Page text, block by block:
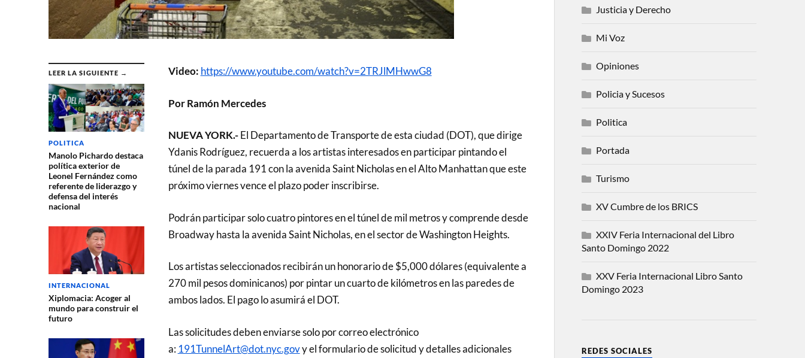
LEER LA SIGUIENTE →
POLITICA
Manolo Pichardo destaca
política exterior de
Leonel Fernández como
referente de liderazgo y
defensa del interés
nacional
INTERNACIONAL
Xiplomacia: Acoger al
mundo para construir el
futuro
Video: https://www.youtube.com/watch?v=2TRJlMHwwG8
Por Ramón Mercedes
NUEVA YORK.-El Departamento de Transporte de esta ciudad (DOT), que dirige
Ydanis Rodríguez, recuerda a los artistas interesados en participar pintando el
túnel de la parada 191 con la avenida Saint Nicholas en el Alto Manhattan que este
próximo viernes vence el plazo poder inscribirse.
Podrán participar solo cuatro pintores en el túnel de mil metros y comprende desde
Broadway hasta la avenida Saint Nicholas, en el sector de Washington Heights.
Los artistas seleccionados recibirán un honorario de $5,000 dólares (equivalente a
270 mil pesos dominicanos) por pintar un cuarto de kilómetros en las paredes de
ambos lados. El pago lo asumirá el DOT.
Las solicitudes deben enviarse solo por correo electrónico
a:191TunnelArt@dot.nyc.govy el formulario de solicitud y detalles adicionales
Justicia y Derecho
Mi Voz
Opiniones
Policia y Sucesos
Politica
Portada
Turismo
XV Cumbre de los BRICS
XXIV Feria Internacional del Libro
Santo Domingo 2022
XXV Feria Internacional Libro Santo
Domingo 2023
REDES SOCIALES